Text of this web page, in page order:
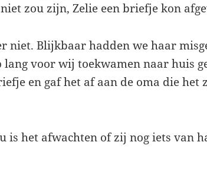
zou zijn, Zelie een briefje kon
niet. Blijkbaar hadden we haar
lang voor wij toekwamen naar huis
en gaf het af aan de oma die het
is het afwachten of zij nog iets van